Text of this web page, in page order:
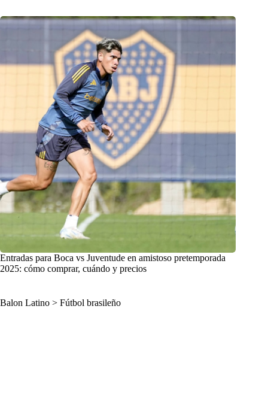
Entradas para Boca vs Juventude en amistoso pretemporada
2025: cómo comprar, cuándo y precios
Balon Latino > Fútbol brasileño